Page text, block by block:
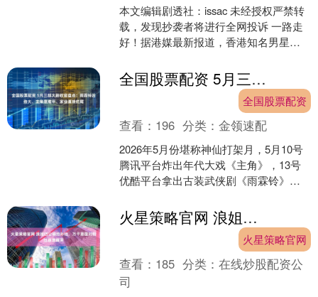
本文编辑剧透社：issac 未经授权严禁转
载，发现抄袭者将进行全网投诉 一路走
好！据港媒最新报道，香港知名男星、
宣布噩耗。 ....
全国股票配资 5月三部大剧收官盘点：雨霖铃后劲大、主角意难平、家业直接烂尾
全国股票配资
查看： 196 分类：金领速配
2026年5月份堪称神仙打架月，5月10号
腾讯平台炸出年代大戏《主角》，13号
优酷平台拿出古装武侠剧《雨霖铃》应
《家业》参战。....
火星策略官网 浪姐四公输给孙怡，万千惠面对粉丝崩溃痛哭
火星策略官网
查看： 185 分类：在线炒股配资公
司